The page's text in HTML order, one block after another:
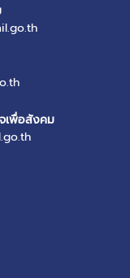
เพื่อสังคม